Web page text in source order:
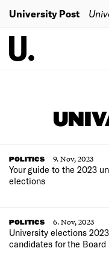
University Post
POLITICS
9. Nov, 2023
Your guide to the 2023
elections
POLITICS
6. Nov, 2023
University elections
candidates for the Board